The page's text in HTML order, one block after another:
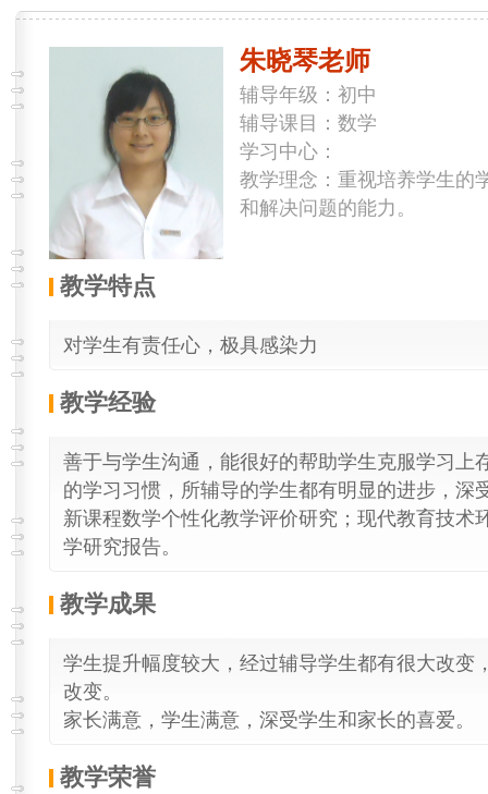
朱晓琴老师
辅导年级：初中
辅导课目：数学
学习中心：
教学理念：重视培养学生的
和解决问题的能力。
教学特点
对学生有责任心，极具感染力
教学经验
善于与学生沟通，能很好的帮助学生克服学习上
的学习习惯，所辅导的学生都有明显的进步，深
新课程数学个性化教学评价研究；现代教育技术
学研究报告。
教学成果
学生提升幅度较大，经过辅导学生都有很大改变
改变。
家长满意，学生满意，深受学生和家长的喜爱。
教学荣誉